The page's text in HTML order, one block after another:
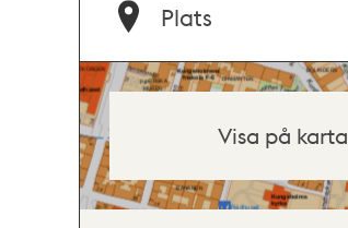
Plats
Visa på karta